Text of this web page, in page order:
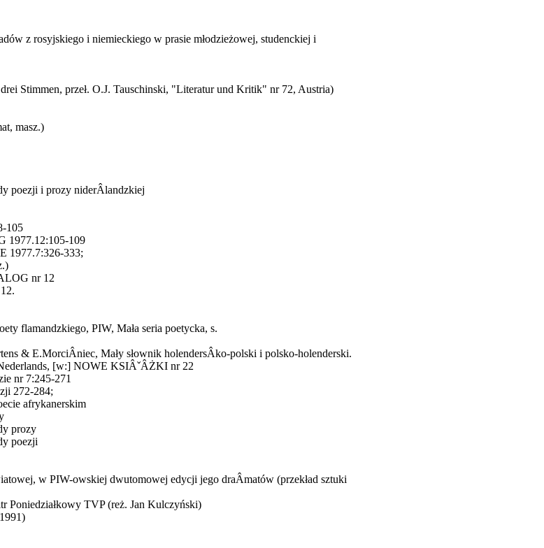
z rosyjskiego i niemieckiego w prasie młodzieżowej, studenckiej i
Stimmen, przeł. O.J. Tauschinski, "Literatur und Kritik" nr 72, Austria)
masz.)
poezji i prozy niderÂ­landzkiej
105
1977.12:105-109
1977.7:326-333;
nr 12
flamandzkiego, PIW, Mała seria poetycka, s.
& E.MorciÂ­niec, Mały słownik holendersÂ­ko-polski i polsko-holenderski.
[w:] NOWE KSIÂˇÂŻKI nr 22
nr 7:245-271
272-284;
afrykanerskim
prozy
poezji
w PIW-owskiej dwutomowej edycji jego draÂ­matów (przekład sztuki
Poniedziałkowy TVP (reż. Jan Kulczyński)